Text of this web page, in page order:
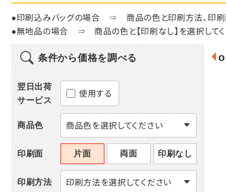
●印刷込みバッグの場合 ⇒
商品の色と印刷方法、印刷
●無地品の場合
⇒ 商品の色と【印刷なし】を選択してく
条件から価格を調べる
翌日出荷
サービス
使用する
商品色 商品色を選択してください
印刷面 片面 両面 印刷なし
印刷方法 印刷方法を選択してください